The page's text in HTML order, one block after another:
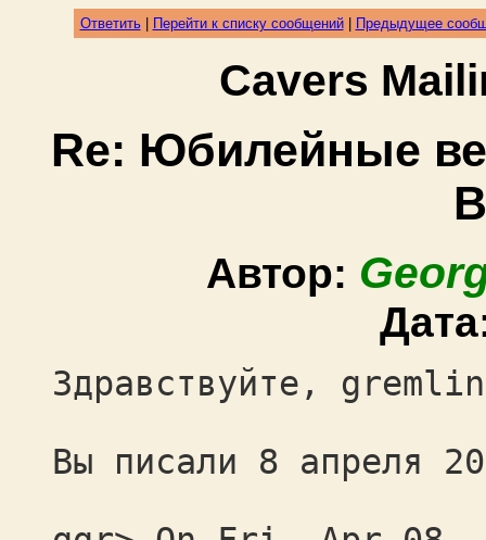
Ответить| Перейти к списку сообщений| Предыдущее
Cavers
Re: Юбилейные
Автор:
Здравствуйте,
Вы писали 8 апреля